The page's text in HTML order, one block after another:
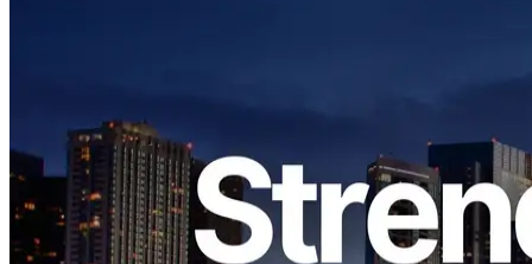
ELSOUL LABO B.V. (เสียงม้า) Amsterdamซีอีโอ: Fumuaki